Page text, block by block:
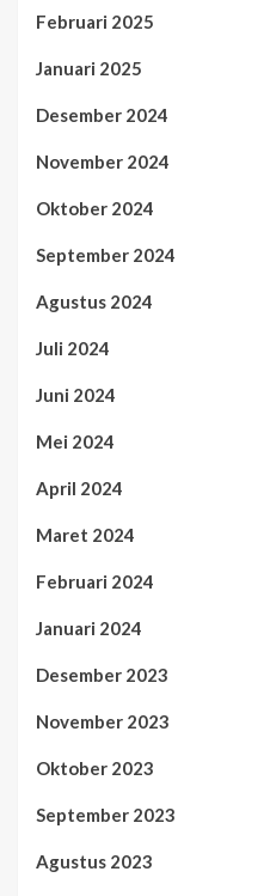
Februari 2025
Januari 2025
Desember 2024
November 2024
Oktober 2024
September 2024
Agustus 2024
Juli 2024
Juni 2024
Mei 2024
April 2024
Maret 2024
Februari 2024
Januari 2024
Desember 2023
November 2023
Oktober 2023
September 2023
Agustus 2023